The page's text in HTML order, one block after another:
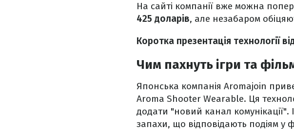
На сайті компанії вже можна
425 доларів, але незабаром
Коротка презентація технології
Чим пахнуть ігри та
Японська компанія Aromajoin
Aroma Shooter Wearable. Ця
додати "новий канал
запахи, що відповідають подіям у